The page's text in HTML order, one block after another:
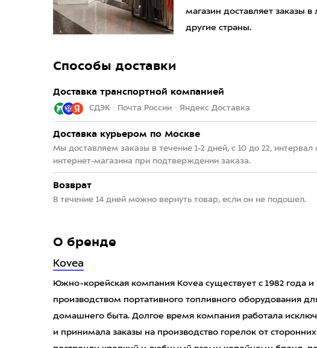
магазин доставляет заказы
другие страны.
Способы доставки
Доставка транспортной компанией
СДЭК · Почта России · Яндекс Доставка
Доставка курьером по Москве
Мы доставляем заказы в течение 1-2 дней, с 10 до 22,
интернет-магазина при подтверждении заказа.
Возврат
В течение 14 дней можно вернуть товар, если он не подошел.
О бренде
Kovea
Южно-корейская компания Kovea существует с 1982 года и
производством портативного топливного оборудования
домашнего быта. Долгое время компания работала
и принимала заказы на производство горелок от